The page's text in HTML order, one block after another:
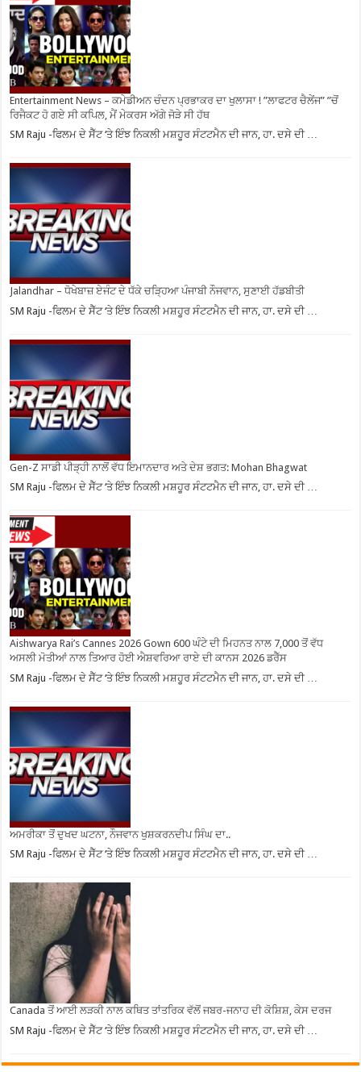
Entertainment News – ਕਮੇਡੀਅਨ ਚੰਦਨ ਪ੍ਰਭਾਕਰ ਦਾ ਖੁਲਾਸਾ ! ”ਲਾਫਟਰ ਚੈਲੇਂਜ” ”ਚੋਂ
ਰਿਜੈਕਟ ਹੋ ਗਏ ਸੀ ਕਪਿਲ, ਮੈਂ ਮੇਕਰਸ ਅੱਗੇ ਜੋੜੇ ਸੀ ਹੱਥ
SM Raju -ਫਿਲਮ ਦੇ ਸੈੱਟ ‘ਤੇ ਇੰਝ ਨਿਕਲੀ ਮਸ਼ਹੂਰ ਸੰਟਟਮੈਨ ਦੀ ਜਾਨ, ਹਾ. ਦਸੇ ਦੀ …
Jalandhar – ਧੋਖੇਬਾਜ਼ ਏਜੰਟ ਦੇ ਧੱਕੇ ਚੜ੍ਹਿਆ ਪੰਜਾਬੀ ਨੌਜਵਾਨ, ਸੁਣਾਈ ਹੱਡਬੀਤੀ
SM Raju -ਫਿਲਮ ਦੇ ਸੈੱਟ ‘ਤੇ ਇੰਝ ਨਿਕਲੀ ਮਸ਼ਹੂਰ ਸੰਟਟਮੈਨ ਦੀ ਜਾਨ, ਹਾ. ਦਸੇ ਦੀ …
Gen-Z ਸਾਡੀ ਪੀੜ੍ਹੀ ਨਾਲੋਂ ਵੱਧ ਇਮਾਨਦਾਰ ਅਤੇ ਦੇਸ਼ ਭਗਤ: Mohan Bhagwat
SM Raju -ਫਿਲਮ ਦੇ ਸੈੱਟ ‘ਤੇ ਇੰਝ ਨਿਕਲੀ ਮਸ਼ਹੂਰ ਸੰਟਟਮੈਨ ਦੀ ਜਾਨ, ਹਾ. ਦਸੇ ਦੀ …
Aishwarya Rai’s Cannes 2026 Gown 600 ਘੰਟੇ ਦੀ ਮਿਹਨਤ ਨਾਲ 7,000 ਤੋਂ ਵੱਧ
ਅਸਲੀ ਮੋਤੀਆਂ ਨਾਲ ਤਿਆਰ ਹੋਈ ਐਸ਼ਵਰਿਆ ਰਾਏ ਦੀ ਕਾਨਸ 2026 ਡਰੈੱਸ
SM Raju -ਫਿਲਮ ਦੇ ਸੈੱਟ ‘ਤੇ ਇੰਝ ਨਿਕਲੀ ਮਸ਼ਹੂਰ ਸੰਟਟਮੈਨ ਦੀ ਜਾਨ, ਹਾ. ਦਸੇ ਦੀ …
ਅਮਰੀਕਾ ਤੋਂ ਦੁਖਦ ਘਟਨਾ, ਨੌਜਵਾਨ ਖੁਸ਼ਕਰਨਦੀਪ ਸਿੰਘ ਦਾ..
SM Raju -ਫਿਲਮ ਦੇ ਸੈੱਟ ‘ਤੇ ਇੰਝ ਨਿਕਲੀ ਮਸ਼ਹੂਰ ਸੰਟਟਮੈਨ ਦੀ ਜਾਨ, ਹਾ. ਦਸੇ ਦੀ …
Canada ਤੋਂ ਆਈ ਲੜਕੀ ਨਾਲ ਕਥਿਤ ਤਾਂਤਰਿਕ ਵੱਲੋਂ ਜਬਰ-ਜਨਾਹ ਦੀ ਕੋਸ਼ਿਸ਼, ਕੇਸ ਦਰਜ
SM Raju -ਫਿਲਮ ਦੇ ਸੈੱਟ ‘ਤੇ ਇੰਝ ਨਿਕਲੀ ਮਸ਼ਹੂਰ ਸੰਟਟਮੈਨ ਦੀ ਜਾਨ, ਹਾ. ਦਸੇ ਦੀ …